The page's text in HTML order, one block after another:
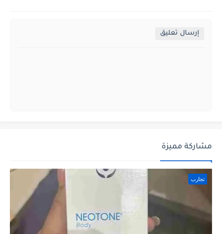
إرسال تعليق
مشاركة مميزة
تجارب